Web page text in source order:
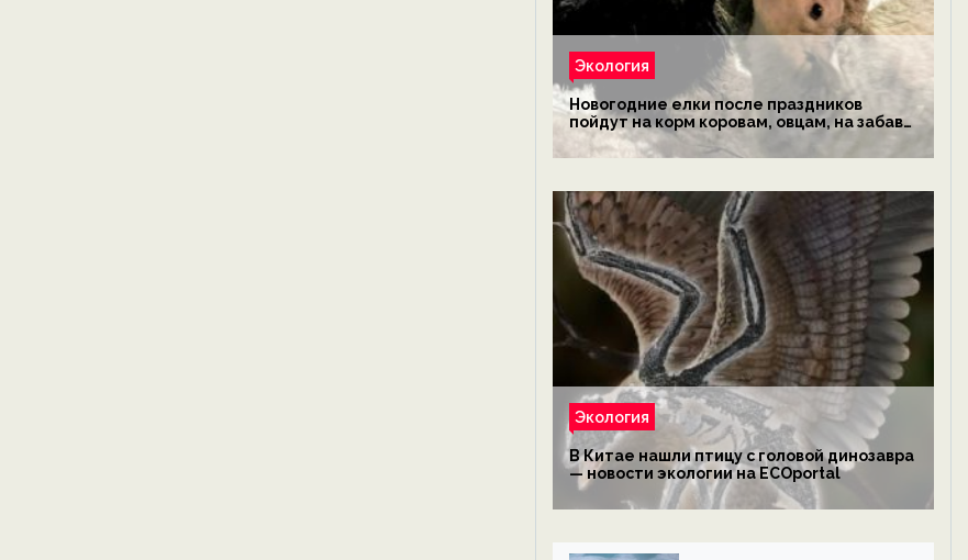
Экология
Новогодние елки после праздников
пойдут на корм коровам, овцам, на забаву
обезьянам, львам и леопардам — новости
экологии на ECOportal
Экология
В Китае нашли птицу с головой динозавра
— новости экологии на ECOportal